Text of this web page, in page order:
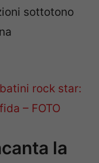
sottotono
rock star:
– FOTO
la